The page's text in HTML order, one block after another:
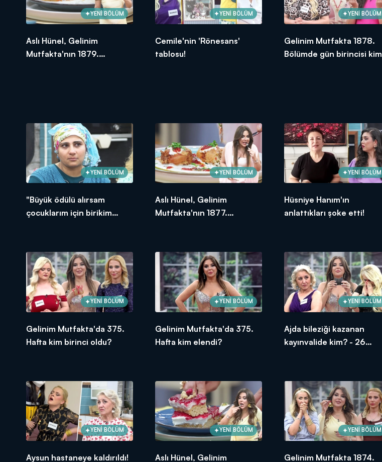
YENİ BÖLÜM
Aslı Hünel, Gelinim
Mutfakta'nın 1879.
YENİ BÖLÜM
Cemile'nin 'Rönesans'
tablosu!
YENİ BÖLÜM
Gelinim Mutfakta 1878.
Bölümde gün birincisi kim
YENİ BÖLÜM
"Büyük ödülü alırsam
çocuklarım için birikim
YENİ BÖLÜM
Aslı Hünel, Gelinim
Mutfakta'nın 1877.
YENİ BÖLÜM
Hüsniye Hanım'ın
anlattıkları şoke etti!
YENİ BÖLÜM
Gelinim Mutfakta'da 375.
Hafta kim birinci oldu?
YENİ BÖLÜM
Gelinim Mutfakta'da 375.
Hafta kim elendi?
YENİ BÖLÜM
Ajda bileziği kazanan
kayınvalide kim? - 26
YENİ BÖLÜM
Aysun hastaneye kaldırıldı!
YENİ BÖLÜM
Aslı Hünel, Gelinim
YENİ BÖLÜM
Gelinim Mutfakta 1874.